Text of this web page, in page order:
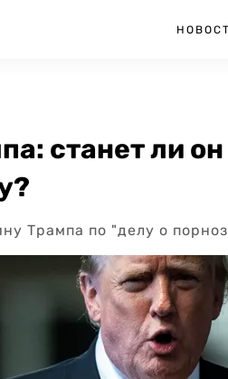
станет ли
Трампа по "делу о